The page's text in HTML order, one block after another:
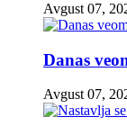
Avgust 07,
Danas
Avgust 07,